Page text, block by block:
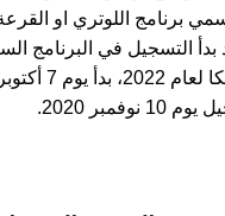
تسمي برنامج اللوتري او
بدأ التسجيل في البرنامج
2020.